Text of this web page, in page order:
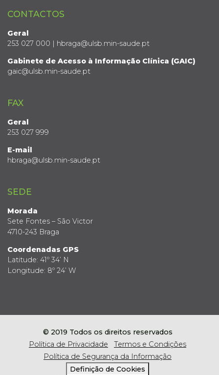
CONTACTOS
Geral
253 027 000 | hbraga@ulsb.min-saude.pt
Gabinete de Acesso à Informação Clínica (GAIC)
gaic@ulsb.min-saude.pt
FAX
Geral
253 027 999
E-mail
hbraga@ulsb.min-saude.pt
SEDE
Morada
Sete Fontes – São Victor
4710-243 Braga
Coordenadas GPS
Latitude: 41º 34’ N
Longitude: 8º 24’ W
© 2019 Todos os direitos reservados
Política de Privacidade
Termos e Condições
Política de Segurança da Informação
Definição de Cookies